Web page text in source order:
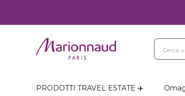
PRODOTTI TRAVEL ESTATE ✈️